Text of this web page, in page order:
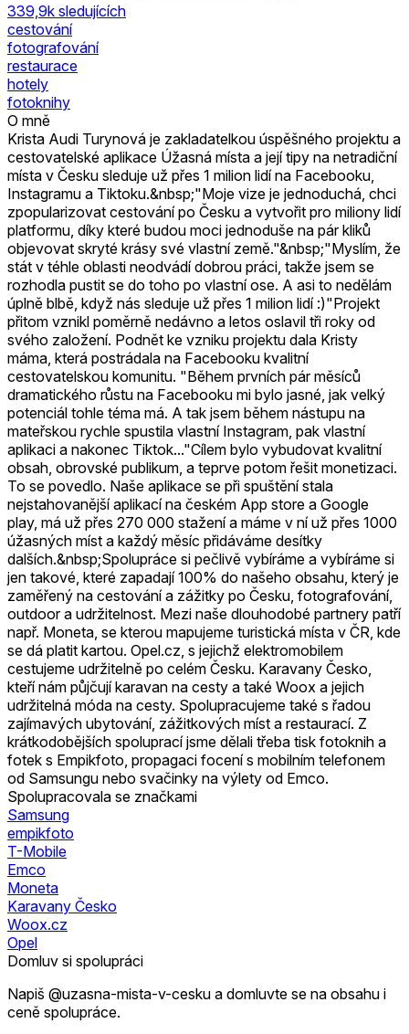
339,9k sledujících
cestování
fotografování
restaurace
hotely
fotoknihy
O mně
Krista Audi Turynová je zakladatelkou úspěšného projektu a
cestovatelské aplikace Úžasná místa a její tipy na netradiční
místa v Česku sleduje už přes 1 milion lidí na Facebooku,
Instagramu a Tiktoku.&nbsp;"Moje vize je jednoduchá, chci
zpopularizovat cestování po Česku a vytvořit pro miliony lidí
platformu, díky které budou moci jednoduše na pár kliků
objevovat skryté krásy své vlastní země."&nbsp;"Myslím, že
stát v téhle oblasti neodvádí dobrou práci, takže jsem se
rozhodla pustit se do toho po vlastní ose. A asi to nedělám
úplně blbě, když nás sleduje už přes 1 milion lidí :)"Projekt
přitom vznikl poměrně nedávno a letos oslavil tři roky od
svého založení. Podnět ke vzniku projektu dala Kristy
máma, která postrádala na Facebooku kvalitní
cestovatelskou komunitu. "Během prvních pár měsíců
dramatického růstu na Facebooku mi bylo jasné, jak velký
potenciál tohle téma má. A tak jsem během nástupu na
mateřskou rychle spustila vlastní Instagram, pak vlastní
aplikaci a nakonec Tiktok..."Cílem bylo vybudovat kvalitní
obsah, obrovské publikum, a teprve potom řešit monetizaci.
To se povedlo. Naše aplikace se při spuštění stala
nejstahovanější aplikací na českém App store a Google
play, má už přes 270 000 stažení a máme v ní už přes 1000
úžasných míst a každý měsíc přidáváme desítky
dalších.&nbsp;Spolupráce si pečlivě vybíráme a vybíráme si
jen takové, které zapadají 100% do našeho obsahu, který je
zaměřený na cestování a zážitky po Česku, fotografování,
outdoor a udržitelnost. Mezi naše dlouhodobé partnery patří
např. Moneta, se kterou mapujeme turistická místa v ČR, kde
se dá platit kartou. Opel.cz, s jejichž elektromobilem
cestujeme udržitelně po celém Česku. Karavany Česko,
kteří nám půjčují karavan na cesty a také Woox a jejich
udržitelná móda na cesty. Spolupracujeme také s řadou
zajímavých ubytování, zážitkových míst a restaurací. Z
krátkodobějších spoluprací jsme dělali třeba tisk fotoknih a
fotek s Empikfoto, propagaci focení s mobilním telefonem
od Samsungu nebo svačinky na výlety od Emco.
Spolupracovala se značkami
Samsung
empikfoto
T-Mobile
Emco
Moneta
Karavany Česko
Woox.cz
Opel
Domluv si spolupráci
Napiš @uzasna-mista-v-cesku a domluvte se na obsahu i
ceně spolupráce.